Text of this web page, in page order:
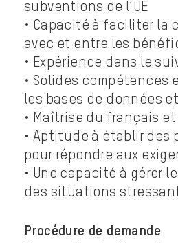
subventions de l’UE
• Capacité à faciliter la
avec et entre les
• Expérience dans le
• Solides
les bases de données
• Maîtrise du français et
• Aptitude à établir
pour répondre aux
• Une capacité à gérer
des situations
Procédure de demande